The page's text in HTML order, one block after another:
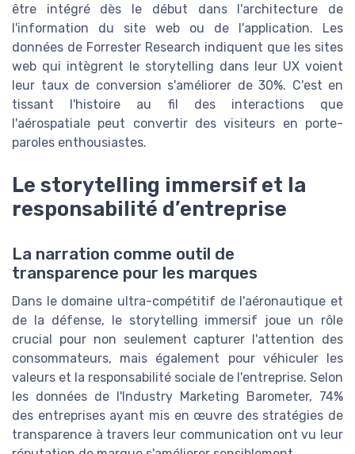
être intégré dès le début dans l'architecture de
l'information du site web ou de l'application. Les
données de Forrester Research indiquent que les sites
web qui intègrent le storytelling dans leur UX voient
leur taux de conversion s'améliorer de 30%. C'est en
tissant l'histoire au fil des interactions que
l'aérospatiale peut convertir des visiteurs en porte-
paroles enthousiastes.
Le storytelling immersif et la
responsabilité d’entreprise
La narration comme outil de
transparence pour les marques
Dans le domaine ultra-compétitif de l'aéronautique et
de la défense, le storytelling immersif joue un rôle
crucial pour non seulement capturer l'attention des
consommateurs, mais également pour véhiculer les
valeurs et la responsabilité sociale de l'entreprise. Selon
les données de l'Industry Marketing Barometer, 74%
des entreprises ayant mis en œuvre des stratégies de
transparence à travers leur communication ont vu leur